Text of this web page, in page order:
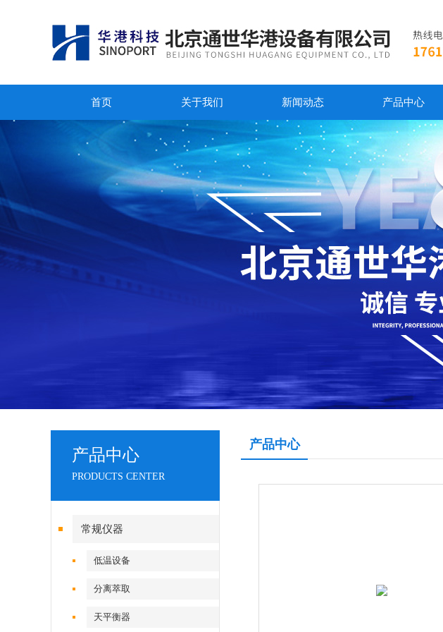
首页 关于我们 新闻动态 产品中心
产品中心
PRODUCTS CENTER
常规仪器
低温设备
分离萃取
天平衡器
产品中心